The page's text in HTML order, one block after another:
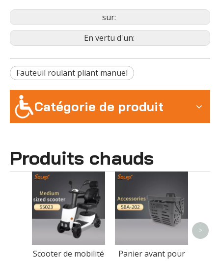
sur:
En vertu d'un:
Fauteuil roulant pliant manuel
Catégorie de produit
Produits chauds
Scooter de mobilité
Panier avant pour
grande
>